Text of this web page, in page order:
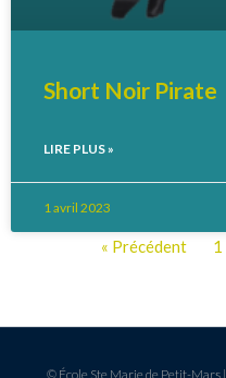
Short Noir Pirate
LIRE PLUS »
1 avril 2023
« Précédent 1
© École Ste Marie de Petit-Mars |